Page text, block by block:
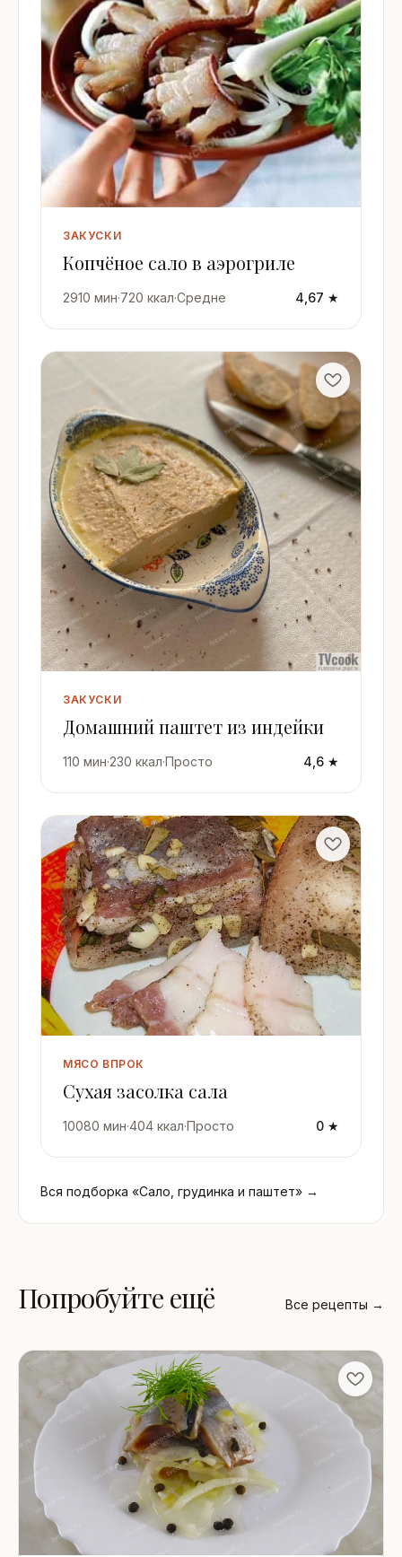
ЗАКУСКИ
Копчёное сало в аэрогриле
2910 мин·720 ккал·Средне 4,67 ★
ЗАКУСКИ
Домашний паштет из индейки
110 мин·230 ккал·Просто 4,6 ★
МЯСО ВПРОК
Сухая засолка сала
10080 мин·404 ккал·Просто 0 ★
Вся подборка «Сало, грудинка и паштет» →
Попробуйте ещё Все рецепты →